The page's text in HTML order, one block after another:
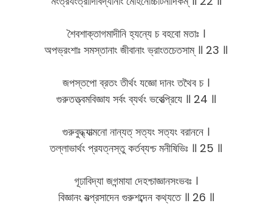
শৈবশাক্তাগমাদীনি হ্যন্যে চ বহবো মতাঃ ।
অপভ্রংশাঃ সমস্তানাং জীবানাং ভ্রাংতচেতসাম্ ॥ 23 ॥
জপস্তপো ব্রতং তীর্থং যজ্ঞো দানং তথৈব চ ।
গুরুতত্ত্বমবিজ্ঞায সর্বং ব্যর্থং ভবেত্প্রিযে ॥ 24 ॥
গুরুবুদ্ধ্যাত্মনো নান্যত্ সত্যং সত্যং বরাননে ।
তল্লাভার্থং প্রযত্নস্তু কর্তব্যশ্চ মনীষিভিঃ ॥ 25 ॥
গূঢাবিদ্যা জগন্মাযা দেহশ্চাজ্ঞানসংভবঃ ।
বিজ্ঞানং যত্প্রসাদেন গুরুশব্দেন কথ্যতে ॥ 26 ॥